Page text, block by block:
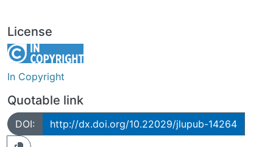
License
In Copyright
Quotable link
DOI: http://dx.doi.org/10.22029/jlupub-14264